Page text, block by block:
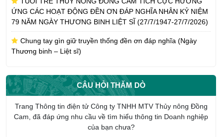
ỨNG CÁC HOẠT ĐỘNG ĐỀN ƠN ĐÁP NGHĨA NHÂN KỶ NIỆM
79 NĂM NGÀY THƯƠNG BINH LIỆT SĨ (27/7/1947-27/7/2026)
Chung tay gìn giữ truyền thống đền ơn đáp nghĩa (Ngày
Thương binh – Liệt sĩ)
PHỤNG DƯỠNG SUỐT ĐỜI MẸ VIỆT NAM ANH HÙNG TRẦN
THỊ AN
CHI ĐOÀN CÔNG TY TNHH MTV THỦY NÔNG ĐỒNG CAM
HƯỞNG ỨNG THÁNG CÔNG NHÂN NĂM 2026
Giới thiệu tổng quan về Công ty TNHH một thành viên Thủy
CÂU HỎI THĂM DÒ
Trang Thông tin điện tử Công ty TNHH MTV Thủy nông Đồng
Cam, đã đáp ứng nhu cầu về tìm hiểu thông tin Doanh nghiệp
của bạn chưa?